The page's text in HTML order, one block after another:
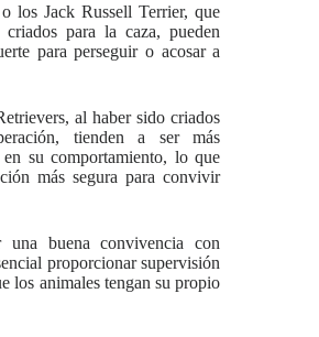
los Jack Russell Terrier, que
para la caza, pueden
para perseguir o acosar a
al haber sido criados
tienden a ser más
su comportamiento, lo que
más segura para convivir
una buena convivencia con
proporcionar supervisión
los animales tengan su propio